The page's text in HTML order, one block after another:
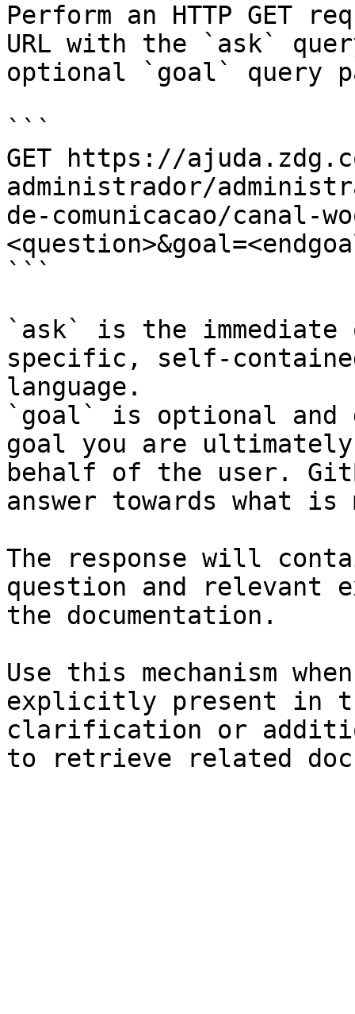
Perform an HTTP GET
URL with the `ask`
optional `goal` query
```
GET https://
administrador/
de-comunicacao/canal-
```
`ask` is the
specific, self-
language.
`goal` is optional and
goal you are
behalf of the user.
answer towards what
The response will
question and relevant
the documentation.
Use this mechanism
explicitly present in
clarification or